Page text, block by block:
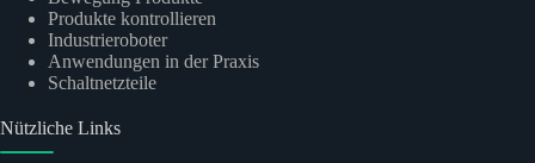
Produkte kontrollieren
Industrieroboter
Anwendungen in der Praxis
Schaltnetzteile
Nützliche Links